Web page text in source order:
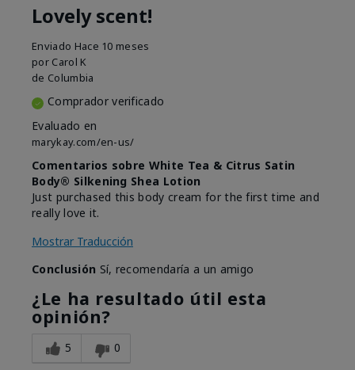
Lovely scent!
Enviado Hace 10 meses
por Carol K
de Columbia
Comprador verificado
Evaluado en
marykay.com/en-us/
Comentarios sobre White Tea & Citrus Satin
Body® Silkening Shea Lotion
Just purchased this body cream for the first time and
really love it.
Mostrar Traducción
Conclusión Sí, recomendaría a un amigo
¿Le ha resultado útil esta
opinión?
5 0